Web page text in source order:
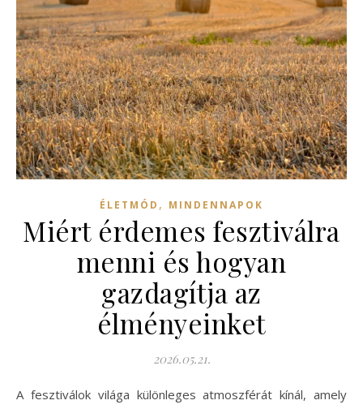
ÉLETMÓD , MINDENNAPOK
Miért érdemes fesztiválra
menni és hogyan
gazdagítja az
élményeinket
2026.05.21.
A fesztiválok világa különleges atmoszférát kínál, amely